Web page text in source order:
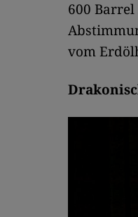
600
vom